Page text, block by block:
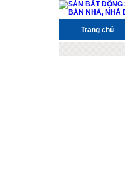
Trang chủ